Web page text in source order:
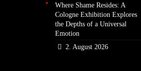
Where Shame Resides: A
Cologne Exhibition Explores
the Depths of a Universal
Emotion
2. August 2026